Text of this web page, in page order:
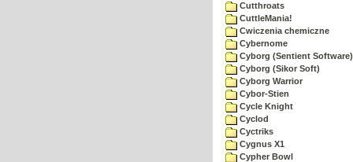
Cutthroats
CuttleMania!
Cwiczenia chemiczne
Cybernome
Cyborg (Sentient Software)
Cyborg (Sikor Soft)
Cyborg Warrior
Cybor-Stien
Cycle Knight
Cyclod
Cyctriks
Cygnus X1
Cypher Bowl